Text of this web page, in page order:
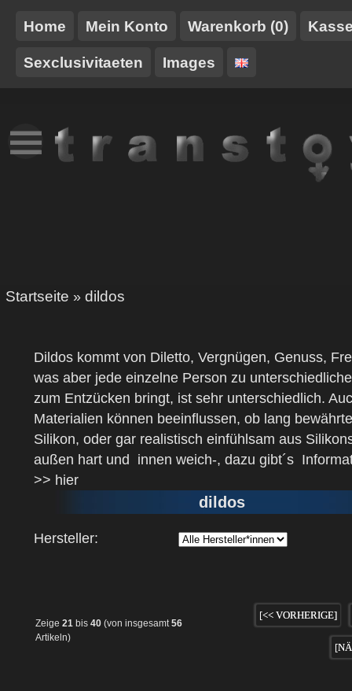
Home Mein Konto Warenkorb (0)
Sexclusivitaeten Images
NEUES
TT-
TRANSTOY
GURTE/HARNESSE
Startseite » dildos
Dildos kommt von Diletto, Vergnügen, Genuss,
was aber jede einzelne Person zu
zum Entzücken bringt, ist sehr unterschiedlich.
Materialien können beeinflussen, ob lang
Silikon, oder gar realistisch einfühlsam aus
außen hart und innen weich-, dazu gibt´s
>> hier
dildos
Hersteller:
Zeige 21 bis 40 (von insgesamt 56
Artikeln)
[<< VORHERIGE]